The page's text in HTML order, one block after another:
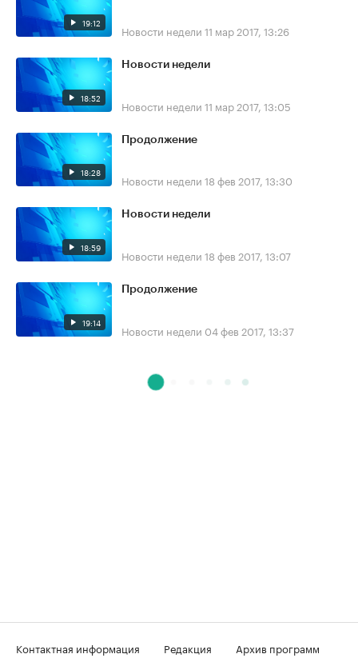
19:12 Новости недели 11 мар 2017, 13:26
18:52
Новости недели
Новости недели 11 мар 2017, 13:05
18:28
Продолжение
Новости недели 18 фев 2017, 13:30
18:59
Новости недели
Новости недели 18 фев 2017, 13:07
19:14
Продолжение
Новости недели 04 фев 2017, 13:37
Контактная информация Редакция
Архив программ